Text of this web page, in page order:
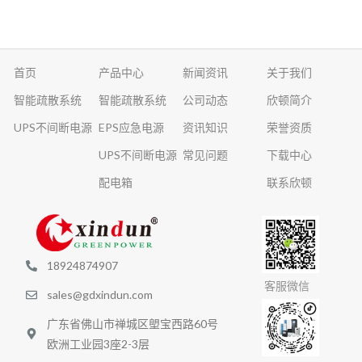
首页
智能疏散系统
UPS不间断电源
产品中心
智能疏散系统
EPS应急电源
UPS不间断电源
配电箱
新闻资讯
公司动态
资讯知识
常见问题
关于我们
欣顿简介
荣誉资质
下载中心
联系欣顿
18924874907
sales@gdxindun.com
广东省佛山市禅城区塱宝西路60号
欧洲工业园3座2-3层
客服微信